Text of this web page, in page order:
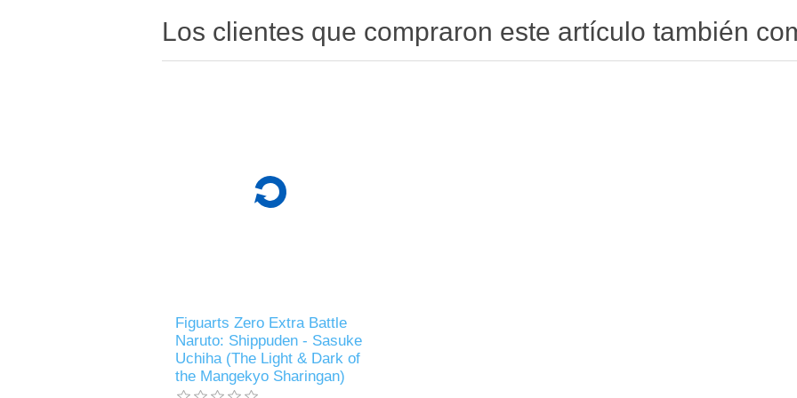
Los clientes que compraron este artículo también
Figuarts Zero Extra Battle
Naruto: Shippuden - Sasuke
Uchiha (The Light & Dark of
the Mangekyo Sharingan)